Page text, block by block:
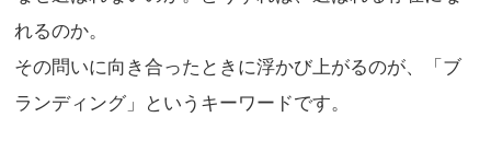
れるのか。
その問いに向き合ったときに浮かび上がるのが、「ブ
ランディング」というキーワードです。